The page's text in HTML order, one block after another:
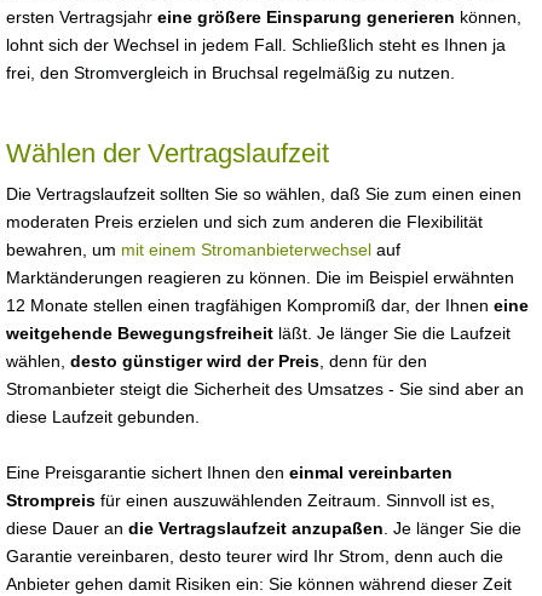
ersten Vertragsjahr eine größere Einsparung generieren können,
lohnt sich der Wechsel in jedem Fall. Schließlich steht es Ihnen ja
frei, den Stromvergleich in Bruchsal regelmäßig zu nutzen.
Wählen der Vertragslaufzeit
Die Vertragslaufzeit sollten Sie so wählen, daß Sie zum einen einen
moderaten Preis erzielen und sich zum anderen die Flexibilität
bewahren, um mit einem Stromanbieterwechsel auf
Marktänderungen reagieren zu können. Die im Beispiel erwähnten
12 Monate stellen einen tragfähigen Kompromiß dar, der Ihnen eine
weitgehende Bewegungsfreiheit läßt. Je länger Sie die Laufzeit
wählen, desto günstiger wird der Preis , denn für den
Stromanbieter steigt die Sicherheit des Umsatzes - Sie sind aber an
diese Laufzeit gebunden.
Eine Preisgarantie sichert Ihnen den einmal vereinbarten
Strompreis für einen auszuwählenden Zeitraum. Sinnvoll ist es,
diese Dauer an die Vertragslaufzeit anzupaßen . Je länger Sie die
Garantie vereinbaren, desto teurer wird Ihr Strom, denn auch die
Anbieter gehen damit Risiken ein: Sie können während dieser Zeit